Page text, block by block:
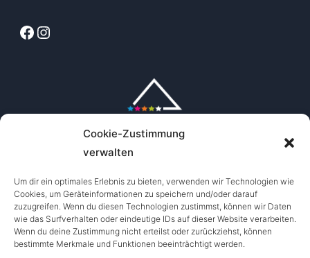
Cookie-Zustimmung
verwalten
Um dir ein optimales Erlebnis zu bieten, verwenden wir Technologien wie
Cookies, um Geräteinformationen zu speichern und/oder darauf
zuzugreifen. Wenn du diesen Technologien zustimmst, können wir Daten
wie das Surfverhalten oder eindeutige IDs auf dieser Website verarbeiten.
Wenn du deine Zustimmung nicht erteilst oder zurückziehst, können
bestimmte Merkmale und Funktionen beeinträchtigt werden.
Facebook
Instagram